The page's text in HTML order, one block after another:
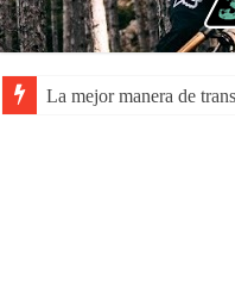
La mejor manera de